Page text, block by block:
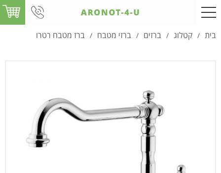
בית / קטלוג / ברזים / ברזי מטבח / ברז מטבח רטרו